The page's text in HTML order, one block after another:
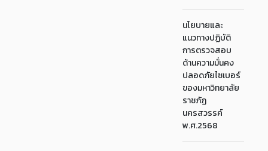
นโยบายและ
แนวทางปฏิบัติ
การตรวจสอบ
ด้านความมั่นคง
ปลอดภัยไซเบอร์
ของมหาวิทยาลัย
ราชภัฏ
นครสวรรค์
พ.ศ.2568